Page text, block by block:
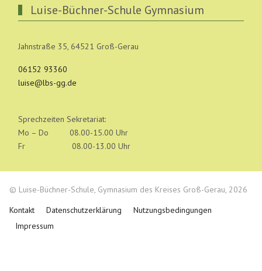
Luise-Büchner-Schule Gymnasium
Jahnstraße 35, 64521 Groß-Gerau
06152 93360
luise@lbs-gg.de
Sprechzeiten Sekretariat:
Mo – Do 08.00-15.00 Uhr
Fr 08.00-13.00 Uhr
© Luise-Büchner-Schule, Gymnasium des Kreises Groß-Gerau, 2026
Kontakt
Datenschutzerklärung
Nutzungsbedingungen
Impressum